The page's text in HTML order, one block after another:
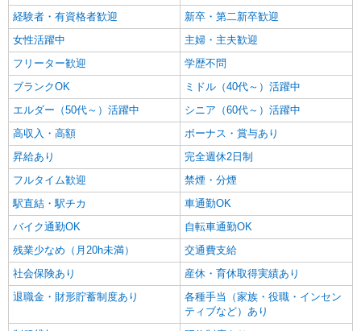
経験者・有資格者歓迎
新卒・第二新卒歓迎
女性活躍中
主婦・主夫歓迎
フリーター歓迎
学歴不問
ブランクOK
ミドル（40代～）活躍中
エルダー（50代～）活躍中
シニア（60代～）活躍中
高収入・高額
ボーナス・賞与あり
昇給あり
完全週休2日制
フルタイム歓迎
禁煙・分煙
駅直結・駅チカ
車通勤OK
バイク通勤OK
自転車通勤OK
残業少なめ（月20h未満）
交通費支給
社会保険あり
産休・育休取得実績あり
退職金・財形貯蓄制度あり
各種手当（家族・役職・インセン
ティブなど）あり